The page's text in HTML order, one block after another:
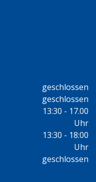
geschlossen
geschlossen
13:30 - 17.00
Uhr
13:30 - 18:00
Uhr
geschlossen